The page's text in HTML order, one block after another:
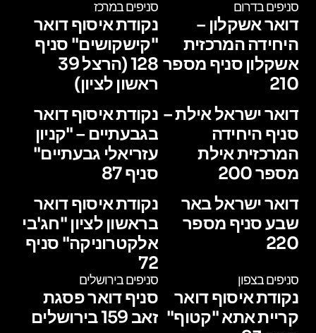
סניפים בדרום
דואר אשקלון –
היחידה המרכזית
אשקלון סניף מספר
210
דואר ישראל אילת –
סניף היחידה
המרכזית אילת
מספר 200
דואר ישראל באר
שבע סניף מספר
220
סניפים במרכז
נקודת איסוף דואר
"קישקושים" סניף
128 (הרצל 39
ראשון לציון)
נקודת איסוף דואר
בגבעתיים – "קניון
עזריאלי גבעתיים"
סניף 87
נקודת איסוף דואר
בראשון לציון "חג'בי
אלקטרוניקה" סניף
72
סניפים בצפון
נקודת איסוף דואר
קריית אתא "קטוף"
סניפים בירושלים
סניף דואר פסגת
זאב 159 בירושלים